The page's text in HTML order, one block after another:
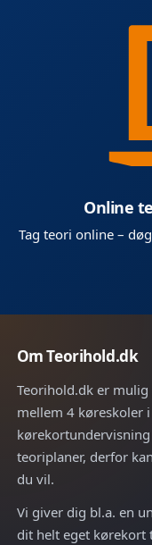
Online
Tag teori online –
Om Teorihold.dk
Teorihold.dk er
mellem 4 køreskoler
teoriplaner, derfor
du vil.
Vi giver dig bl.a. en
dit helt eget kørekort